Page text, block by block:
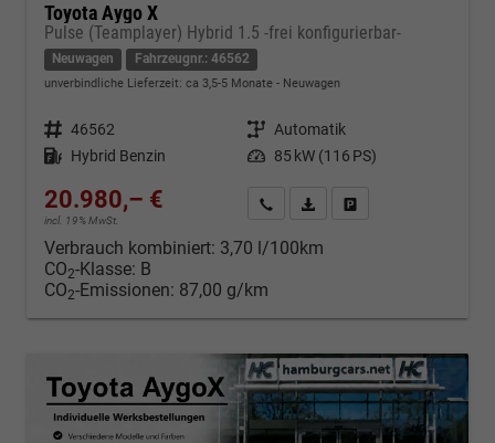
Toyota Aygo X
Pulse (Teamplayer) Hybrid 1.5 -frei konfigurierbar-
Neuwagen Fahrzeugnr.: 46562
unverbindliche Lieferzeit: ca 3,5-5 Monate Neuwagen
Fahrzeugnr. 46562 Getriebe Automatik
Kraftstoff Hybrid Benzin Leistung 85 kW (116 PS)
20.980,– €
incl. 19% MwSt.
Kontakt & Angebot anfordern
PDF-Datei, Fahrzeugexposé
Verbrauch kombiniert: 3,70 l/100km
CO2-Klasse: B
CO2-Emissionen: 87,00 g/km